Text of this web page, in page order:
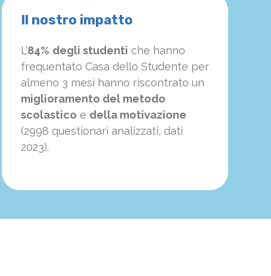
Il nostro impatto
L’84% degli studenti che hanno
frequentato Casa dello Studente per
almeno 3 mesi hanno riscontrato un
miglioramento del metodo
scolastico e della motivazione
(2998 questionari analizzati, dati
2023).